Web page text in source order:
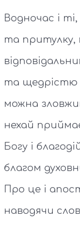
Водночас і
та
та щедрістю
можна
нехай
Богу і
благом
Про це і
наводячи